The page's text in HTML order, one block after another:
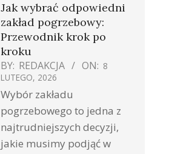
Jak wybrać odpowiedni
zakład pogrzebowy:
Przewodnik krok po
kroku
BY: REDAKCJA ON: 8
LUTEGO, 2026
Wybór zakładu
pogrzebowego to jedna z
najtrudniejszych decyzji,
jakie musimy podjąć w